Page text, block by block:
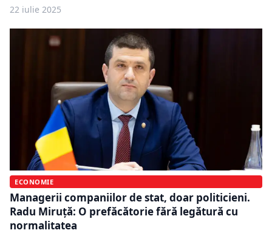
22 iulie 2025
ECONOMIE
Managerii companiilor de stat, doar politicieni.
Radu Miruţă: O prefăcătorie fără legătură cu
normalitatea